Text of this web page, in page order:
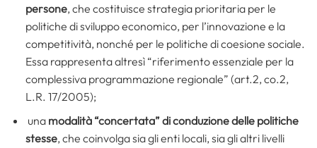
persone, che costituisce strategia prioritaria per le
politiche di sviluppo economico, per l’innovazione e la
competitività, nonché per le politiche di coesione sociale.
Essa rappresenta altresì “riferimento essenziale per la
complessiva programmazione regionale” (art.2, co.2,
L.R. 17/2005);
una modalità “concertata” di conduzione delle politiche
stesse, che coinvolga sia gli enti locali, sia gli altri livelli